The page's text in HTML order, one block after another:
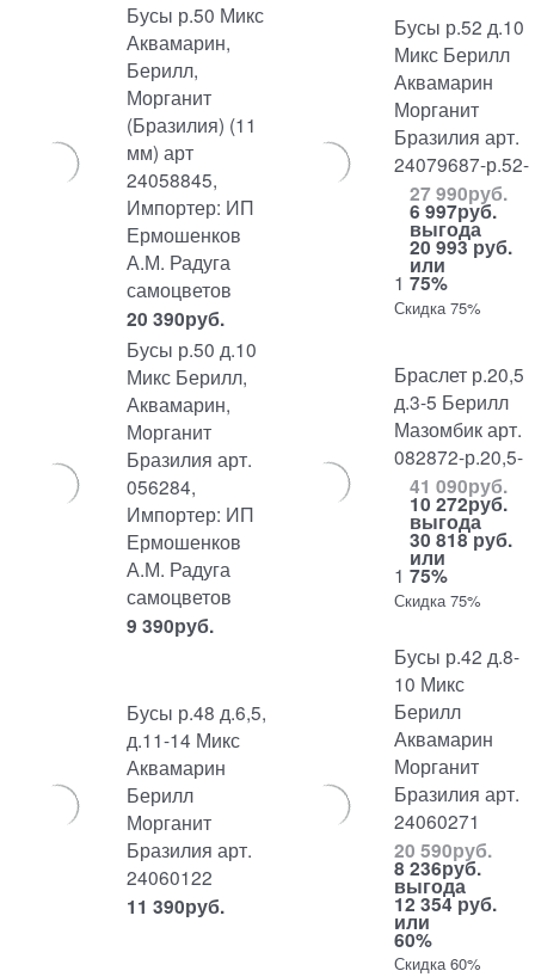
Бусы р.50 Микс
Аквамарин,
Берилл,
Морганит
(Бразилия) (11
мм) арт
24058845,
Импортер: ИП
Ермошенков
А.М. Радуга
самоцветов
20 390руб.
Бусы р.52 д.10
Микс Берилл
Аквамарин
Морганит
Бразилия арт.
24079687-р.52-
1
27 990руб.
6 997руб.
выгода
20 993 руб.
или
75%
Скидка 75%
Бусы р.50 д.10
Микс Берилл,
Аквамарин,
Морганит
Бразилия арт.
056284,
Импортер: ИП
Ермошенков
А.М. Радуга
самоцветов
9 390руб.
Браслет р.20,5
д.3-5 Берилл
Мазомбик арт.
082872-р.20,5-
1
41 090руб.
10 272руб.
выгода
30 818 руб.
или
75%
Скидка 75%
Бусы р.48 д.6,5,
д.11-14 Микс
Аквамарин
Берилл
Морганит
Бразилия арт.
24060122
11 390руб.
Бусы р.42 д.8-
10 Микс
Берилл
Аквамарин
Морганит
Бразилия арт.
24060271
20 590руб.
8 236руб.
выгода
12 354 руб.
или
60%
Скидка 60%